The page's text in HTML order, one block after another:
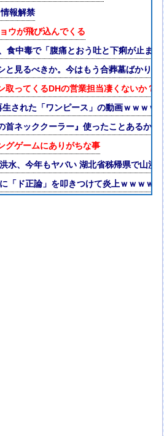
報解禁
ウが飛び込んでくる
食中毒で「腹痛とおう吐と下痢が止ま
と見るべきか。今はもう合葬墓ばかり
取ってくるDHの営業担当凄くないか？
された「ワンピース」の動画ｗｗｗｗ
首ネッククーラー』使ったことあるか？
グゲームにありがちな事
水、今年もヤバい 湖北省秭帰県で山
「ド正論」を叩きつけて炎上ｗｗｗｗ